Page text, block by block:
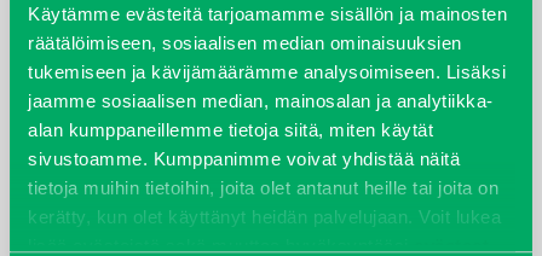
Käytämme evästeitä tarjoamamme sisällön ja mainosten
räätälöimiseen, sosiaalisen median ominaisuuksien
tukemiseen ja kävijämäärämme analysoimiseen. Lisäksi
jaamme sosiaalisen median, mainosalan ja analytiikka-
alan kumppaneillemme tietoja siitä, miten käytät
sivustoamme. Kumppanimme voivat yhdistää näitä
tietoja muihin tietoihin, joita olet antanut heille tai joita on
kerätty, kun olet käyttänyt heidän palvelujaan. Voit lukea
elokuu 2024
syyskuu 2023
joulukuu 2022
huhtikuu 2022